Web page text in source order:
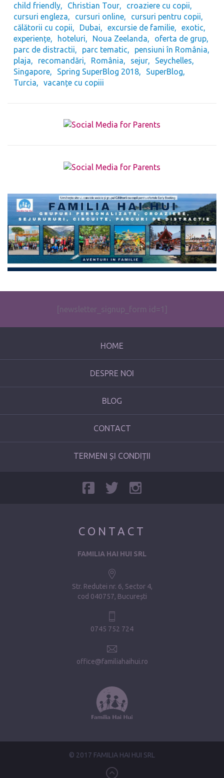
child friendly
Christian Tour
croaziere cu copii
cursuri engleza
cursuri online
cursuri pentru copii
călătorii cu copii
Dubai excursie de familie
exotic
experiențe
hoteluri Noua Zeelanda
oferta de grup
parc de distractii
parc tematic
pensiuni în România
plaja
recomandări România sejur
Seychelles
Singapore
Spring SuperBlog 2018
SuperBlog
Turcia
vacanțe cu copiii
The form you have selected does not exist.
[newsletter_signup_form id=1]
HOME
DESPRE NOI
BLOG
CONTACT
TERMENI ȘI CONDIȚII
CONTACT
FAMILIA HAI HUI SRL
Str. Redutei nr. 6, Sector 4
cod 040757, București
0745 752 724
office@familiahaihui.ro
© 2017 FAMILIA HAI HUI SRL